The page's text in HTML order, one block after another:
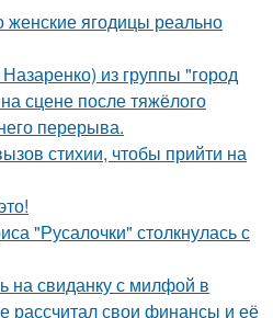
ягодицы реально
из группы "город
сцене после тяжёлого
перерыва.
стихии, чтобы прийти на
"Русалочки" столкнулась с
на свиданку с милфой в
рассчитал свои финансы и её